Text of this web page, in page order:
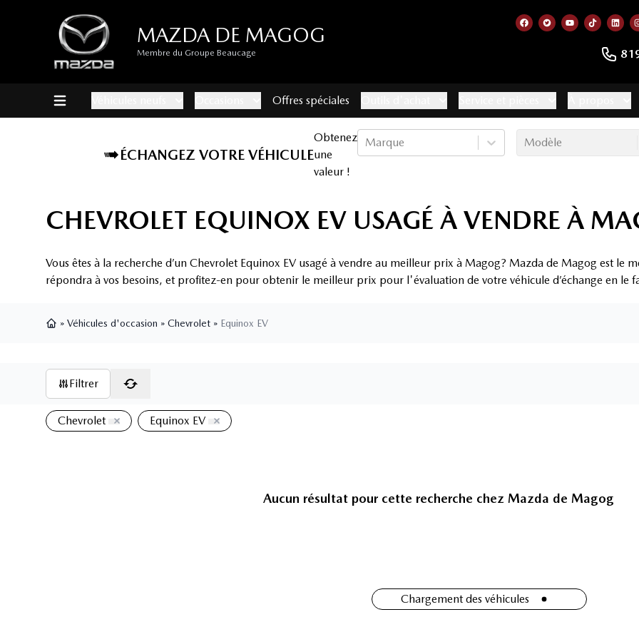
MAZDA DE MAGOG
Membre du Groupe Beaucage
Lien vers notre page
Lien vers notre
Lien vers
LienLien
Offres spéciales
ÉCHANGEZ VOTRE VÉHICULE
Obtenez
une
valeur !
Marque Modèle
CHEVROLET EQUINOX EV USAGÉ À VENDRE À
Vous êtes à la recherche d’un Chevrolet Equinox EV usagé à vendre au meilleur prix à Magog? Mazda de Magog est le
répondra à vos besoins, et profitez-en pour obtenir le meilleur prix pour l'évaluation de votre véhicule d’échange en le
» Véhicules d'occasion » Chevrolet » Equinox EV
Filtrer
Chevrolet Equinox EV
Aucun résultat pour cette recherche chez Mazda de Magog
Chargement des véhicules